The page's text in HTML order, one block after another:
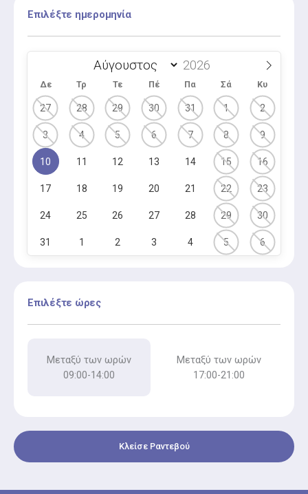
Επιλέξτε ημερομηνία
Δε Τρ Τε Πέ Πα Σά Κυ
27 28 29 30 31 1 2
3 4 5 6 7 8 9
10 11 12 13 14 15 16
17 18 19 20 21 22 23
24 25 26 27 28 29 30
31 1 2 3 4 5 6
Επιλέξτε ώρες
Μεταξύ των ωρών
09:00-14:00
Μεταξύ των ωρών
17:00-21:00
Κλείσε Ραντεβού